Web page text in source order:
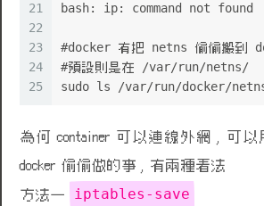
21
22
23
24
25
bash: ip: command not found
#docker 有把 netns 偷偷搬到
#預設則是在 /var/run/netns/
sudo ls /var/run/docker/
為何 container 可以連線外網 , 可以
docker 偷偷做的事 , 有兩種看法
方法一
iptables-save